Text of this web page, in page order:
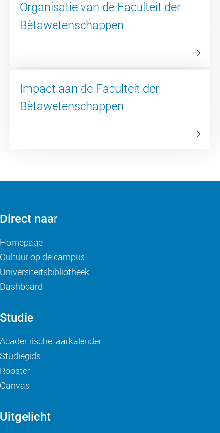
Organisatie van de Faculteit der
Bètawetenschappen
Impact aan de Faculteit der
Bètawetenschappen
Direct naar
Homepage
Cultuur op de campus
Universiteitsbibliotheek
Dashboard
Studie
Academische jaarkalender
Studiegids
Rooster
Canvas
Uitgelicht